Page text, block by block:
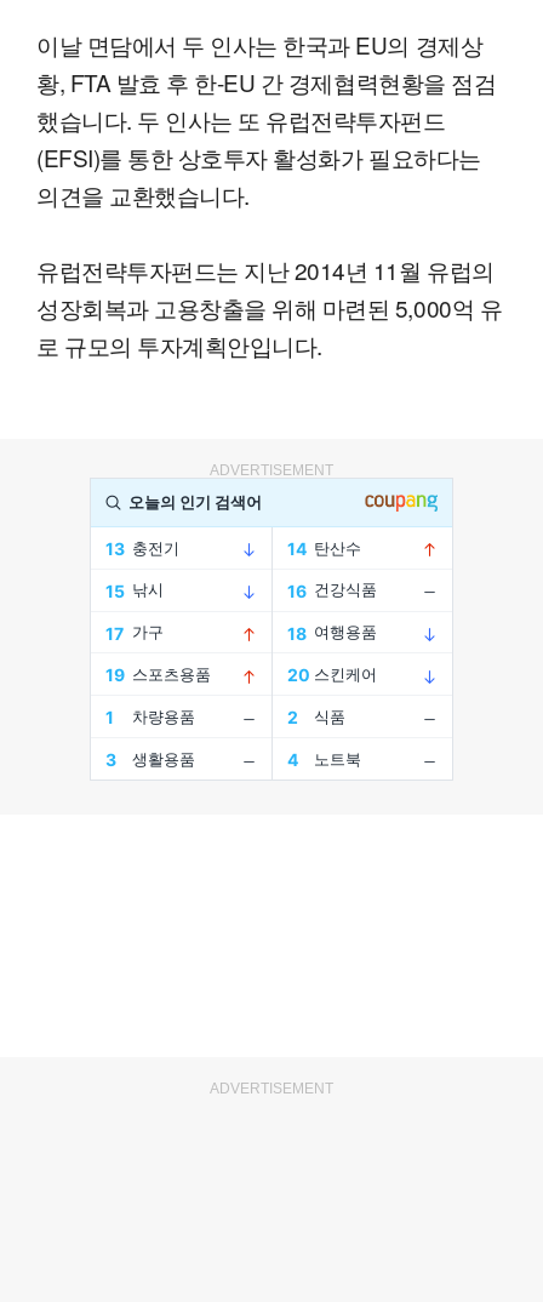
이날 면담에서 두 인사는 한국과 EU의 경제상
황, FTA 발효 후 한-EU 간 경제협력현황을 점검
했습니다. 두 인사는 또 유럽전략투자펀드
(EFSI)를 통한 상호투자 활성화가 필요하다는
의견을 교환했습니다.
유럽전략투자펀드는 지난 2014년 11월 유럽의
성장회복과 고용창출을 위해 마련된 5,000억 유
로 규모의 투자계획안입니다.
ADVERTISEMENT
ADVERTISEMENT